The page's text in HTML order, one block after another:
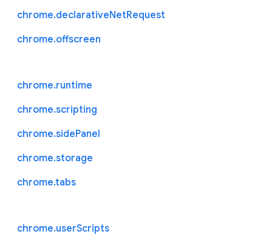
chrome.declarativeNetRequest
chrome.offscreen
chrome.runtime
chrome.scripting
chrome.sidePanel
chrome.storage
chrome.tabs
chrome.userScripts